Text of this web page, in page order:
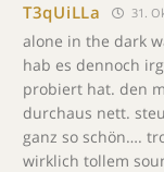
T3qUiLLa 31.
alone in the dark
hab es dennoch
probiert hat. den
durchaus nett.
ganz so schön….
wirklich tollem